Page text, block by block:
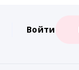
Войти